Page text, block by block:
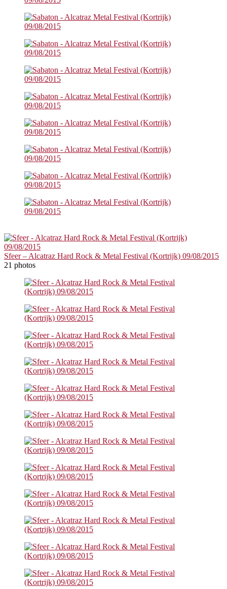
Sfeer – Alcatraz Hard Rock & Metal Festival (Kortrijk) 09/08/2015
21 photos